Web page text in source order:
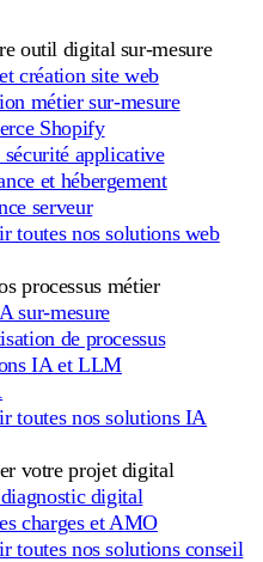
outil digital sur-mesure
création site web
métier sur-mesure
Shopify
applicative
et hébergement
serveur
toutes nos solutions web
processus métier
sur-mesure
de processus
IA et LLM
toutes nos solutions IA
votre projet digital
digital
charges et AMO
toutes nos solutions conseil